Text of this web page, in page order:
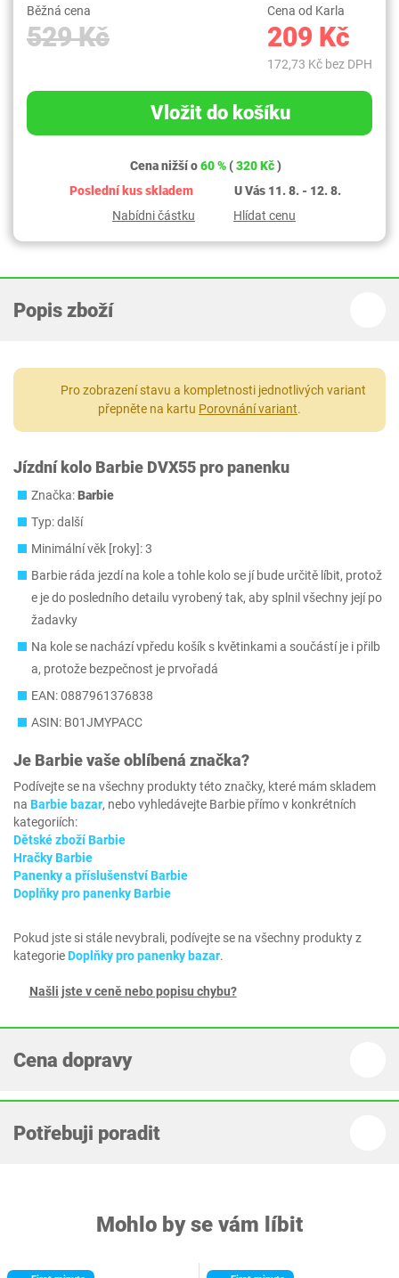
Běžná cena
529 Kč
Cena od Karla
209 Kč
172,73 Kč bez DPH
Vložit do košíku
Cena nižší o60 %(320 Kč)
Poslední kus skladem
U Vás 11. 8. - 12. 8.
Nabídni částku
Hlídat cenu
Popis zboží
Pro zobrazení stavu a kompletnosti jednotlivých variant
přepněte na kartu Porovnání variant.
Jízdní kolo Barbie DVX55 pro panenku
Značka:Barbie
Typ: další
Minimální věk [roky]: 3
Barbie ráda jezdí na kole a tohle kolo se jí bude určitě líbit, protož
e je do posledního detailu vyrobený tak, aby splnil všechny její po
žadavky
Na kole se nachází vpředu košík s květinkami a součástí je i přilb
a, protože bezpečnost je prvořadá
EAN: 0887961376838
ASIN: B01JMYPACC
Je Barbievaše oblíbená značka?
Podívejte se na všechny produkty této značky, které mám skladem
na Barbie bazar, nebo vyhledávejte Barbie přímo v konkrétních
kategoriích:
Dětské zboží Barbie
Hračky Barbie
Panenky a příslušenství Barbie
Doplňky pro panenky Barbie
Pokud jste si stále nevybrali, podívejte se na všechny produkty z
kategorieDoplňky pro panenky bazar.
Našli jste v ceně nebo popisu chybu?
Cena dopravy
Potřebuji poradit
Mohlo by se vám líbit